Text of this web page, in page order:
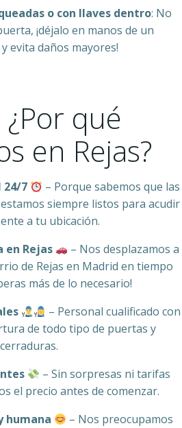
o con llaves dentro: No
¡déjalo en manos de un
evita daños mayores!
¿Por qué
en Rejas?
7
– Porque sabemos que las
siempre listos para acudir
a tu ubicación.
Rejas
– Nos desplazamos a
de Rejas en Madrid en tiempo
más de lo necesario!
– Personal cualificado con
de todo tipo de puertas y
cerraduras.
– Sin sorpresas ni tarifas
el precio antes de comenzar.
humana
– Nos preocupamos